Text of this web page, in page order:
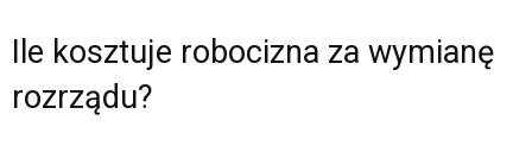
Ile kosztuje robocizna za wymianę
rozrządu?